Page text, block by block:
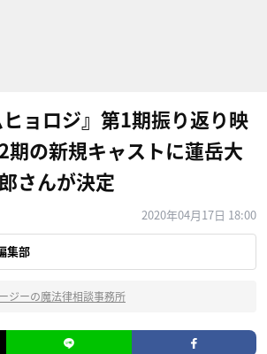
ョロジ』第1期振り返り映
期の新規キャストに蓮岳大
さんが決定
2020年04月17日 18:00
集部
ジーの魔法律相談事務所